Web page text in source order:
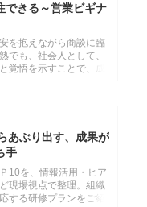
できる～営業ビギナ
を抱えながら商談に臨
でも、社会人として、
覚悟を示すことで、成
あぶり出す、成果が
手
10を、情報活用・ヒア
現場視点で整理。組織
する研修プランをご紹